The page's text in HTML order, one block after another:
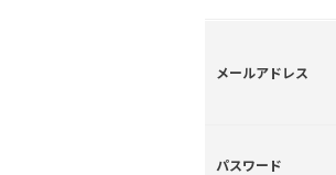
メールアドレス
パスワード